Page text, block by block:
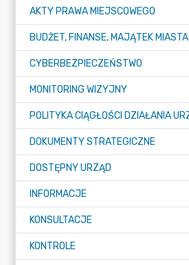
AKTY PRAWA MIEJSCOWEGO
BUDŻET, FINANSE, MAJĄTEK MIASTA
CYBERBEZPIECZEŃSTWO
MONITORING WIZYJNY
DOKUMENTY STRATEGICZNE
DOSTĘPNY URZĄD
INFORMACJE
KONSULTACJE
KONTROLE